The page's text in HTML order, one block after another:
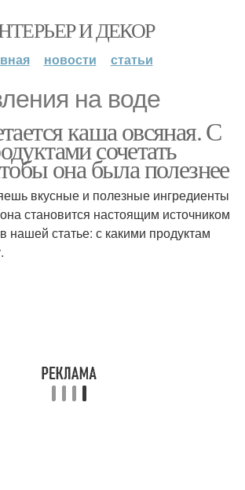
И ДЕКОР
новости статьи
на воде
каша овсяная. С
сочетать
она была полезнее
вкусные и полезные ингредиенты
становится настоящим источником
нашей статье: с какими продуктам